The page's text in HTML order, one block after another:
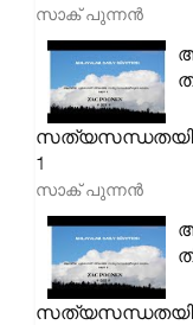
സാക് പുന്നൻ
1
സാക് പുന്നൻ